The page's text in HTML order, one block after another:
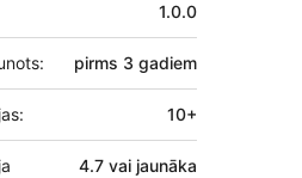
1.0.0
pirms 3 gadiem
10+
4.7 vai jaunāka